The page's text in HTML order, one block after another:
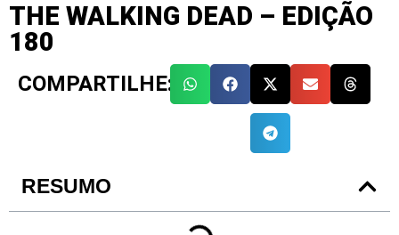
THE WALKING DEAD – EDIÇÃO
180
COMPARTILHE:
RESUMO